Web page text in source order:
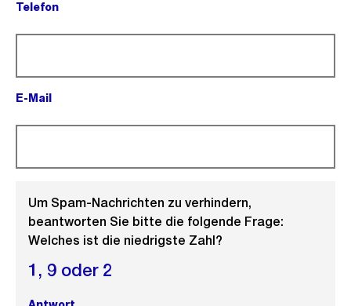
Telefon
E-Mail
Um Spam-Nachrichten zu verhindern,
beantworten Sie bitte die folgende Frage:
Welches ist die niedrigste Zahl?
1, 9 oder 2